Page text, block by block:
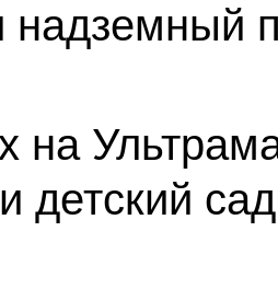
надземный
на
детский сад